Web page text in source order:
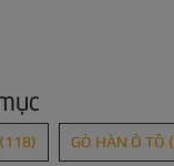
(118) GÒ HÀN Ô TÔ